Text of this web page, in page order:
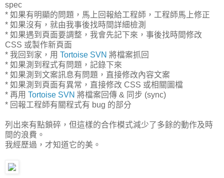
spec
* 如果有明顯的問題，馬上回報給工程師，工程師馬上修正
* 如果沒有，就由我事後找時間詳細檢測
* 如果遇到頁面要調整，我會先記下來，事後找時間修改
CSS 或製作新頁面
* 我回到家，用 Tortoise SVN 將檔案抓回
* 如果測到程式有問題，記錄下來
* 如果測到文案訊息有問題，直接修改內容文案
* 如果測到頁面有異常，直接修改 CSS 或相關圖檔
* 再用 Tortoise SVN 將檔案回傳 & 同步 (sync)
* 回報工程師有關程式有 bug 的部分
列出來有點鎖碎，但這樣的合作模式減少了多餘的動作及時
間的浪費。
我經歷過，才知道它的美。